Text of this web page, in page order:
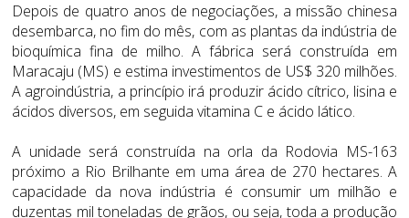
Depois de quatro anos de negociações, a missão chinesa
desembarca, no fim do mês, com as plantas da indústria de
bioquímica fina de milho. A fábrica será construída em
Maracaju (MS) e estima investimentos de US$ 320 milhões.
A agroindústria, a princípio irá produzir ácido cítrico, lisina e
ácidos diversos, em seguida vitamina C e ácido lático.
A unidade será construída na orla da Rodovia MS-163
próximo a Rio Brilhante em uma área de 270 hectares. A
capacidade da nova indústria é consumir um milhão e
duzentas mil toneladas de grãos, ou seja, toda a produção